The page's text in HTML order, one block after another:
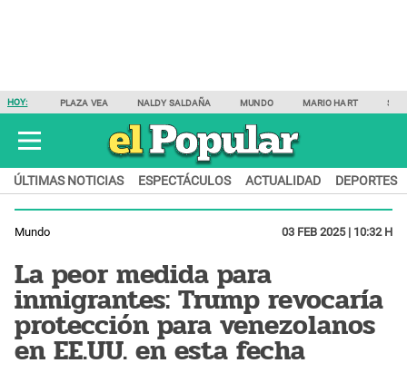
HOY: PLAZA VEA NALDY SALDAÑA MUNDO MARIO HART
ÚLTIMAS NOTICIAS ESPECTÁCULOS ACTUALIDAD DEPORTES
Mundo 03 FEB 2025 | 10:32 H
La peor medida para
inmigrantes: Trump revocaría
protección para venezolanos
en EE.UU. en esta fecha